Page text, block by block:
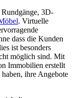
3D-
. Virtuelle
dass die Kunden
ist besonders
möglich sind. Mit
Immobilien erstellt
ihre Angebote